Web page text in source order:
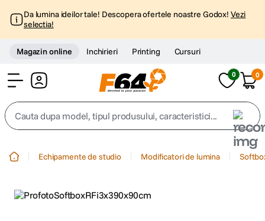
Da lumina ideilor tale! Descopera ofertele noastre Godox! Vezi
selectia!
Magazin online Inchirieri Printing Cursuri
0 0
Cauta dupa model, tipul produsului, caracteristici...
Echipamente de studio Modificatori de lumina